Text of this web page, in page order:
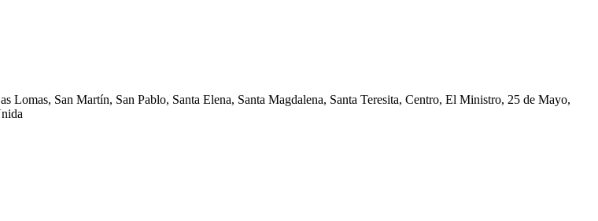
Lomas, San Martín, San Pablo, Santa Elena, Santa Magdalena, Santa Teresita, Centro, El Ministro, 25 de Mayo,